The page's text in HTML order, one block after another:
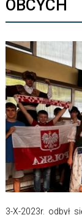
OBCYCH
3-X-2023r. odbył